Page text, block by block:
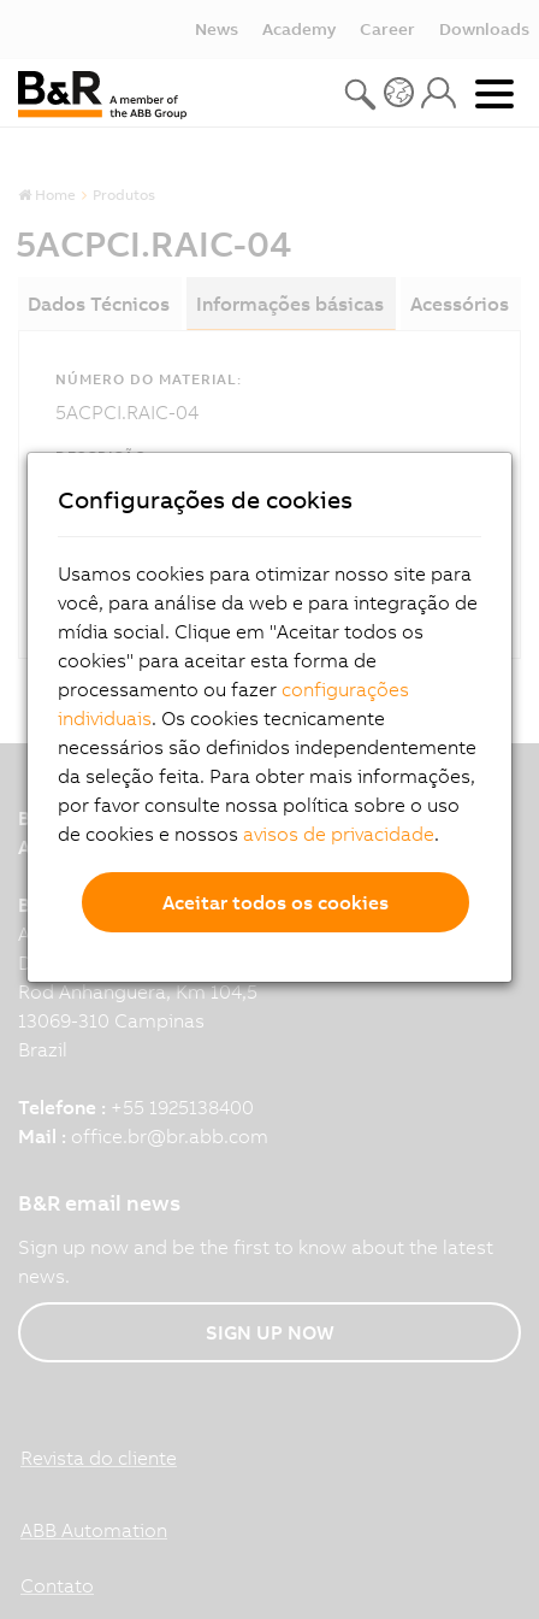
News Academy Career Downloads
Home Produtos
5ACPCI.RAIC-04
Dados Técnicos Informações básicas Acessórios
NÚMERO DO MATERIAL:
5ACPCI.RAIC-04
DESCRIÇÃO:
This hard disk can be used as a replacement for
a HDD used with the 5ACPCI.RAIC-03 PCI SATA
B&R
A member of the ABB Group
B&R Headquarters: Campinas
Alexander Grahan Bell 200 module
D2, Condominio Techno Park,
Rod Anhanguera, Km 104,5
13069-310 Campinas
Brazil
Telefone : +55 1925138400
Mail : office.br@br.abb.com
B&R email news
Sign up now and be the first to know about the latest
news.
SIGN UP NOW
Revista do cliente
ABB Automation
Contato
Configurações de cookies
Usamos cookies para otimizar nosso site para
você, para análise da web e para integração de
mídia social. Clique em "Aceitar todos os
cookies" para aceitar esta forma de
processamento ou fazerconfigurações
individuais. Os cookies tecnicamente
necessários são definidos independentemente
da seleção feita. Para obter mais informações,
por favor consulte nossa política sobre o uso
de cookies e nossosavisos de privacidade.
Aceitar todos os cookies